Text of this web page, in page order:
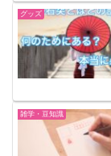
グッズ
雑学・豆知識